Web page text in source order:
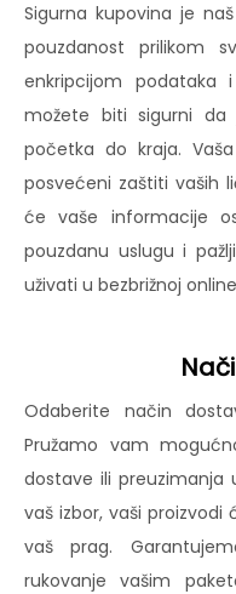
Sigurna kupovina je
pouzdanost prilikom
enkripcijom podataka
možete biti sigurni da
početka do kraja.
posvećeni zaštiti vaših
će vaše informacije
pouzdanu uslugu i
uživati u bezbrižnoj
Odaberite način
Pružamo vam
dostave ili preuzimanja
vaš izbor, vaši
vaš prag.
rukovanje vašim